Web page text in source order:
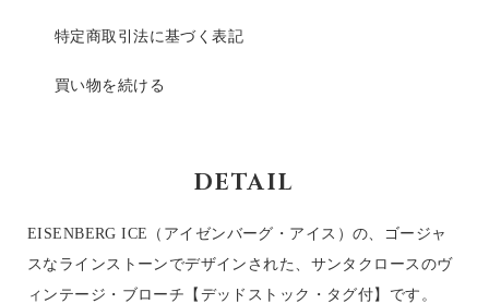
特定商取引法に基づく表記
買い物を続ける
DETAIL
EISENBERG ICE（アイゼンバーグ・アイス）の、ゴージャ
スなラインストーンでデザインされた、サンタクロースのヴ
ィンテージ・ブローチ【デッドストック・タグ付】です。